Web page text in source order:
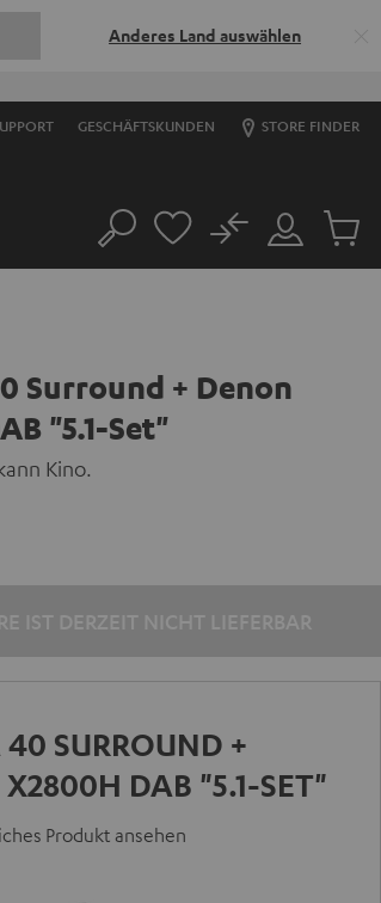
Anderes Land auswählen
GESCHÄFTSKUNDEN STORE FINDER
Suche
Mein
Konto
No
Artikel
Surround + Denon
"5.1-Set"
Kino.
SURROUND +
DAB "5.1-SET"
Produkt ansehen